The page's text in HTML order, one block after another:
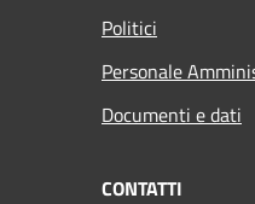
Politici
Personale
Documenti e dati
CONTATTI